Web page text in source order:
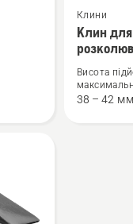
більше
деталей
про
Клин
для
Клини
Клин
Висота
38 – 42 мм